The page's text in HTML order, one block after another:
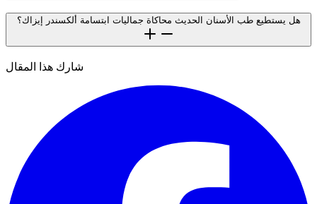
هل يستطيع طب الأسنان الحديث محاكاة جماليات ابتسامة ألكسندر إيزاك؟
شارك هذا المقال